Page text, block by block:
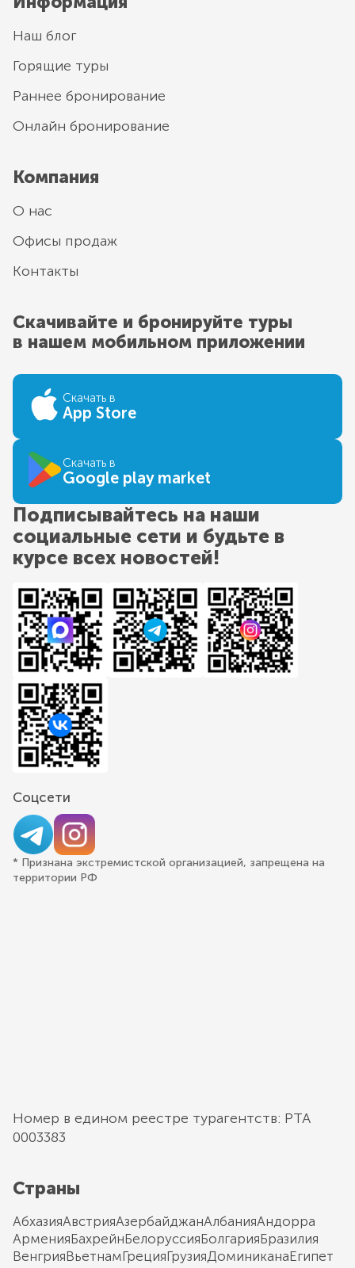
Наш блог
Горящие туры
Раннее бронирование
Онлайн бронирование
Компания
О нас
Офисы продаж
Контакты
Скачивайте и бронируйте туры
в нашем мобильном приложении
Скачать в
App Store
Скачать в
Google play market
Подписывайтесь на наши
социальные сети и будьте в
курсе всех новостей!
Соцсети
* Признана экстремистской организацией, запрещена на
территории РФ
Номер в едином реестре турагентств: РТА
0003383
Страны
АбхазияАвстрияАзербайджанАлбанияАндорра
АрменияБахрейнБелоруссияБолгарияБразилия
ВенгрияВьетнамГрецияГрузияДоминиканаЕгипет